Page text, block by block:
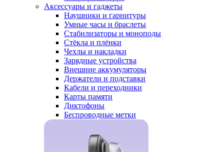
Аксессуары и гаджеты
Наушники и гарнитуры
Умные часы и браслеты
Стабилизаторы и моноподы
Стёкла и плёнки
Чехлы и накладки
Зарядные устройства
Внешние аккумуляторы
Держатели и подставки
Кабели и переходники
Карты памяти
Диктофоны
Беспроводные метки